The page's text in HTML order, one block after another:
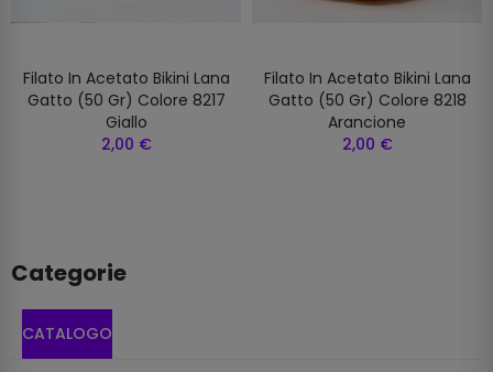
Filato In Acetato Bikini Lana
Gatto (50 Gr) Colore 8217
Giallo
2,00 €
Filato In Acetato Bikini Lana
Gatto (50 Gr) Colore 8218
Arancione
2,00 €
Categorie
CATALOGO